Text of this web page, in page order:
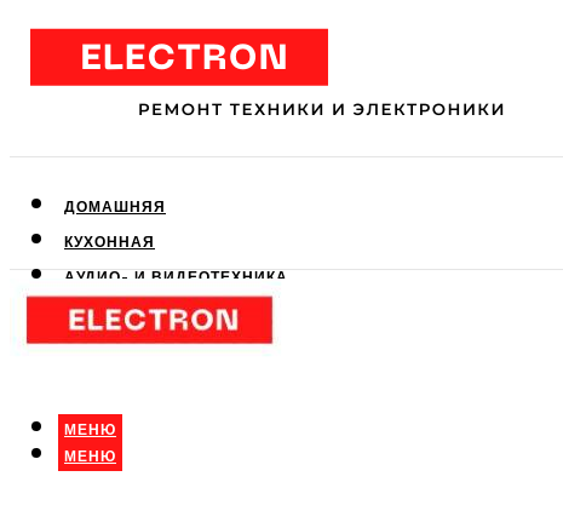
ДОМАШНЯЯ
КУХОННАЯ
АУДИО- И ВИДЕОТЕХНИКА
КЛИМАТИЧЕСКАЯ
ДЛЯ КРАСОТЫ
МЕНЮ
МЕНЮ